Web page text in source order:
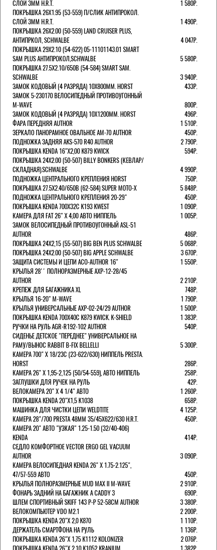
СЛОЙ 3ММ H.R.T.
1 580Р.
ПОКРЫШКА 26X1.95 (53-559) П/СЛИК АНТИПРОКОЛ.
СЛОЙ 3ММ H.R.T.
1 490Р.
ПОКРЫШКА 26X2.00 (50-559) LAND CRUISER PLUS,
АНТИПРКОЛ, SCHWALBE
4 047Р.
ПОКРЫШКА 29X2.10 (54-622) 05-11101143.01 SMART
SAM PLUS АНТИПРОКОЛ,SCHWALBE
5 580Р.
ПОКРЫШКА 27.5X2.10/650B (54-584) SMART SAM.
SCHWALBE
3 940Р.
ЗАМОК КОДОВЫЙ (4 РАЗРЯДА) 10Х800ММ. HORST
433Р.
ЗАМОК 5-230170 ВЕЛОСИПЕДНЫЙ ПРОТИВОУГОННЫЙ
M-WAVE
800Р.
ЗАМОК КОДОВЫЙ (4 РАЗРЯДА) 10Х1200ММ. HORST
496Р.
ФАРА ПЕРЕДНЯЯ AUTHOR
1 510Р.
ЗЕРКАЛО ПАНОРАМНОЕ ОВАЛЬНОЕ AM-70 AUTHOR
450Р.
ПОДНОЖКА ЗАДНЯЯ AKS-570 R40 AUTHOR
2 790Р.
ПОКРЫШКА KENDA 16"Х2,00 K879 KWICK
594Р.
ПОКРЫШКА 24X2.00 (50-507) BILLY BONKERS (КЕВЛАР/
СКЛАДНАЯ).SCHWALBE
4 990Р.
ПОДНОЖКА ЦЕНТРАЛЬНОГО КРЕПЛЕНИЯ HORST
750Р.
ПОКРЫШКА 27.5X2.40/650B (62-584) SUPER MOTO-X
5 848Р.
ПОДНОЖКА ЦЕНТРАЛЬНОГО КРЕПЛЕНИЯ 20-29"
450Р.
ПОКРЫШКА KENDA 700Х32С K193 KWEST
1 090Р.
КАМЕРА ДЛЯ FAT 26" X 4,00 АВТО НИППЕЛЬ
1 005Р.
ЗАМОК ВЕЛОСИПЕДНЫЙ ПРОТИВОУГОННЫЙ ASL-51
AUTHOR
486Р.
ПОКРЫШКА 24X2,15 (55-507) BIG BEN PLUS SCHWALBE
5 068Р.
ПОКРЫШКА 24X2.00 (50-507) BIG APPLE SCHWALBE
3 670Р.
ЗАЩИТА СИСТЕМЫ И ЦЕПИ ACO-AUTHOR 16"
1 550Р.
КРЫЛЬЯ 28'' ПОЛНОРАЗМЕРНЫЕ AXP-12-28/45
AUTHOR
2 210Р.
КРЕПЕЖ ДЛЯ БАГАЖНИКА XL
748Р.
КРЫЛЬЯ 16-20" M-WAVE
1 790Р.
КРЫЛЬЯ УНИВЕРСАЛЬНЫЕ AXP-02-24/29 AUTHOR
1 500Р.
ПОКРЫШКА KENDA 700Х40С K879 KWICK. K-SHIELD
1 383Р.
РУЧКИ НА РУЛЬ AGR-R192-102 AUTHOR
540Р.
СИДЕНЬЕ ДЕТСКОЕ "ПЕРЕДНЕЕ" УНИВЕРСАЛЬНОЕ НА
РАМУ/ВЫНОС RABBIT B-FIX BELLELLI
5 300Р.
КАМЕРА 700" Х 18/23C (23-622/630) НИППЕЛЬ PRESTA.
HORST
286Р.
КАМЕРА 26" X 1,95-2,125 (50/54-559), АВТО НИППЕЛЬ
258Р.
ЗАГЛУШКИ ДЛЯ РУЧЕК НА РУЛЬ
42Р.
ВЕЛОКАМЕРА 20" Х 4 1/4" АВТО
1 260Р.
ПОКРЫШКА KENDA 20"Х1,5 K1038
658Р.
МАШИНКА ДЛЯ ЧИСТКИ ЦЕПИ WELDTITE
4 125Р.
КАМЕРА 28"/700 PRESTA 48ММ 35/45Х622/630 H.R.T.
450Р.
КАМЕРА 20" АВТО "УЗКАЯ" 1.25-1.50 (32/40-406)
KENDA
414Р.
СЕДЛО КОМФОРТНОЕ VECTOR ERGO GEL VACUUM
AUTHOR
3 090Р.
КАМЕРА ВЕЛОСИПЕДНАЯ KENDA 26" Х 1.75-2.125",
47/57-559 АВТО
450Р.
КРЫЛЬЯ ПОЛНОРАЗМЕРНЫЕ MUD MAX II M-WAVE
2 910Р.
ФОНАРЬ ЗАДНИЙ НА БАГАЖНИК A CADDY 3
690Р.
ШЛЕМ СПОРТИВНЫЙ SKIFF 143 Р-Р 52-58СМ AUTHOR
3 380Р.
ВЕЛОКОМПЬЮТЕР VDO M2.1
2 200Р.
ПОКРЫШКА KENDA 20"Х 2,0 K870
1 110Р.
ДЕРЖАТЕЛЬ СМАРТФОНА НА РУЛЬ
1 136Р.
ПОКРЫШКА KENDA 26"Х 1,75 K1112 KOLONIZER
2 076Р.
ПОКРЫШКА KENDA 26"Х 2,10 K1052 KRANIUM
1 382Р.